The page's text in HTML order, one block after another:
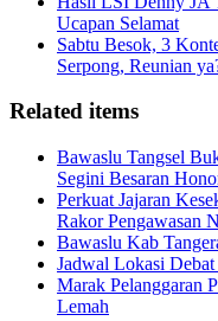
Ucapan Selamat
Sabtu Besok, 3
Serpong, Reunian
Related items
Bawaslu Tangsel
Segini Besaran
Perkuat Jajaran
Rakor Pengawasan
Bawaslu Kab
Jadwal Lokasi
Marak Pelanggaran
Lemah